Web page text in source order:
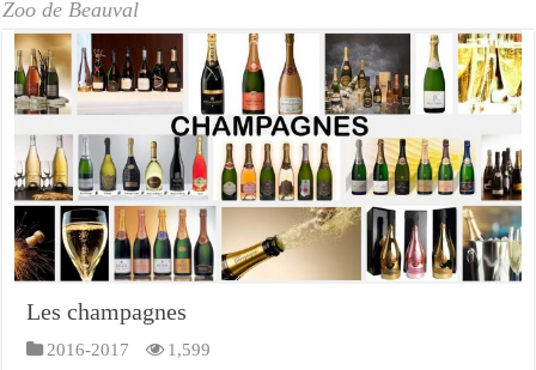
Zoo de Beauval
Les champagnes
2016-2017 1,599